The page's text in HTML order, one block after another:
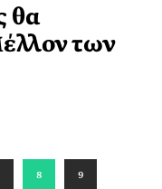
θα
των
8 9